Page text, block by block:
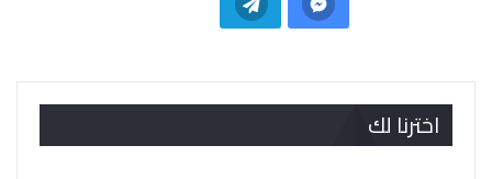
اخترنا لك